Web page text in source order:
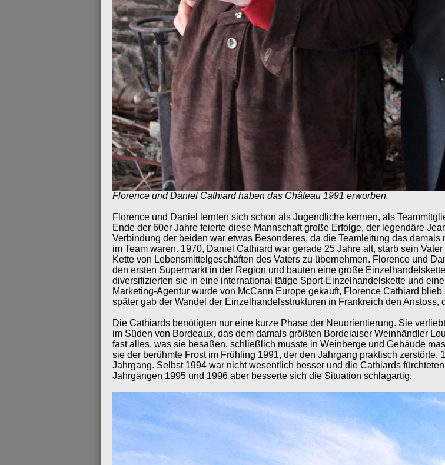
Florence und Daniel Cathiard haben das Château 1991 erworben.
Florence und Daniel lernten sich schon als Jugendliche kennen, als
Ende der 60er Jahre feierte diese Mannschaft große Erfolge, der legendäre
Verbindung der beiden war etwas Besonderes, da die Teamleitung das
im Team waren. 1970, Daniel Cathiard war gerade 25 Jahre alt, starb sein
Kette von Lebensmittelgeschäften des Vaters zu übernehmen. Florence und
den ersten Supermarkt in der Region und bauten eine große
diversifizierten sie in eine international tätige Sport-Einzelhandelskette und
Marketing-Agentur wurde von McCann Europe gekauft, Florence Cathiard
später gab der Wandel der Einzelhandelsstrukturen in Frankreich den
Die Cathiards benötigten nur eine kurze Phase der Neuorientierung. Sie
im Süden von Bordeaux, das dem damals größten Bordelaiser Weinhändler
fast alles, was sie besaßen, schließlich musste in Weinberge und Gebäude
sie der berühmte Frost im Frühling 1991, der den Jahrgang praktisch
Jahrgang. Selbst 1994 war nicht wesentlich besser und die Cathiards
Jahrgängen 1995 und 1996 aber besserte sich die Situation schlagartig.